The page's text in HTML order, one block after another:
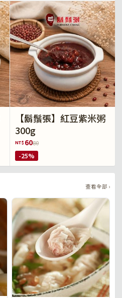
【鬍鬚張】紅豆紫米粥
300g
NT$ 6080
-25%
查看全部 ›